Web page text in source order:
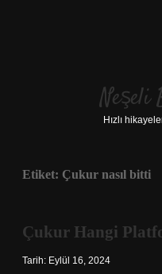
Neşeli
Hızlı
Etiket: Çukur nasıl bitti
Çukur Hangi
Tarih: Eylül 16, 2024